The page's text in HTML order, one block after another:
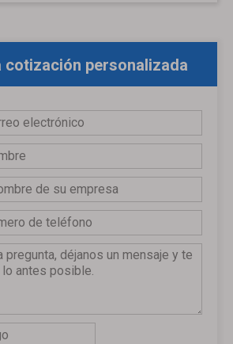
cotización personalizada